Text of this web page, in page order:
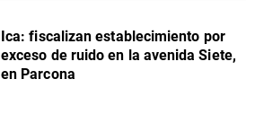
Ica: fiscalizan establecimiento por
exceso de ruido en la avenida Siete,
en Parcona